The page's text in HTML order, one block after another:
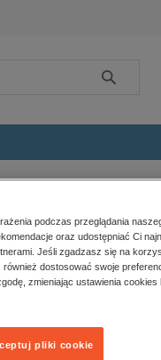
Szukaj
podczas przeglądania
oraz udostępniać Ci
Jeśli zgadzasz się na
dostosować swoje
zmieniając ustawienia cookies
pliki cookie